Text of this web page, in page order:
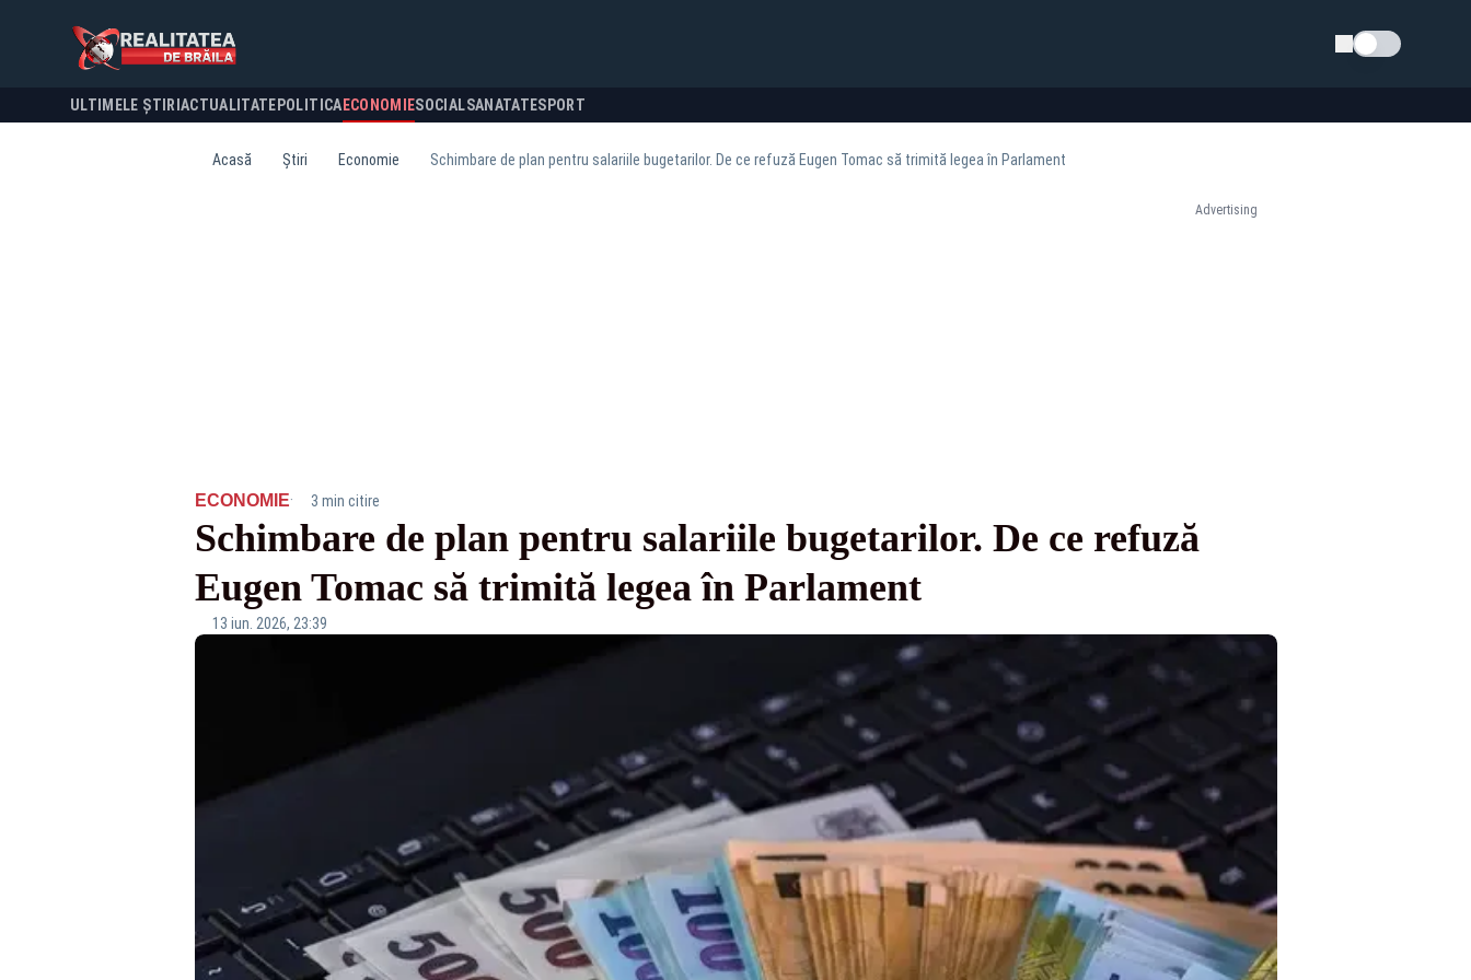
Schimba tema
ULTIMELE ȘTIRI ACTUALITATE POLITICA ECONOMIESOCIALSANATATESPORT
Acasă Știri Economie Schimbare de plan pentru salariile bugetarilor. De ce refuză Eugen Tomac să trimită legea în Parlament
Advertising
ECONOMIE· 3 min citire
Schimbare de plan pentru salariile bugetarilor. De ce refuză
Eugen Tomac să trimită legea în Parlament
13 iun. 2026, 23:39